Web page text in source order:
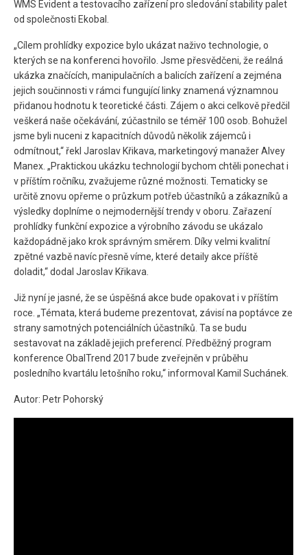
WMS Evident a testovacího zařízení pro sledování stability palet
od společnosti Ekobal.
„Cílem prohlídky expozice bylo ukázat naživo technologie, o
kterých se na konferenci hovořilo. Jsme přesvědčeni, že reálná
ukázka značících, manipulačních a balicích zařízení a zejména
jejich součinnosti v rámci fungující linky znamená významnou
přidanou hodnotu k teoretické části. Zájem o akci celkově předčil
veškerá naše očekávání, zúčastnilo se téměř 100 osob. Bohužel
jsme byli nuceni z kapacitních důvodů několik zájemců i
odmítnout,“ řekl Jaroslav Křikava, marketingový manažer Alvey
Manex. „Praktickou ukázku technologií bychom chtěli ponechat i
v příštím ročníku, zvažujeme různé možnosti. Tematicky se
určitě znovu opřeme o průzkum potřeb účastníků a zákazníků a
výsledky doplníme o nejmodernější trendy v oboru. Zařazení
prohlídky funkční expozice a výrobního závodu se ukázalo
každopádně jako krok správným směrem. Díky velmi kvalitní
zpětné vazbě navíc přesně víme, které detaily akce příště
doladit,“ dodal Jaroslav Křikava.
Již nyní je jasné, že se úspěšná akce bude opakovat i v příštím
roce. „Témata, která budeme prezentovat, závisí na poptávce ze
strany samotných potenciálních účastníků. Ta se budu
sestavovat na základě jejich preferencí. Předběžný program
konference ObalTrend 2017 bude zveřejněn v průběhu
posledního kvartálu letošního roku,“ informoval Kamil Suchánek.
Autor: Petr Pohorský